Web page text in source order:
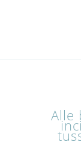
Alle